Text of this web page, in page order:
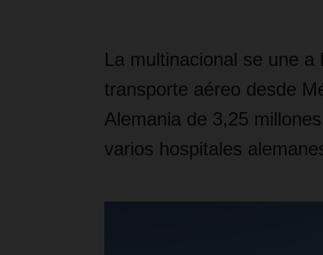
La multinacional se une
transporte aéreo desde
Alemania de 3,25
varios hospitales